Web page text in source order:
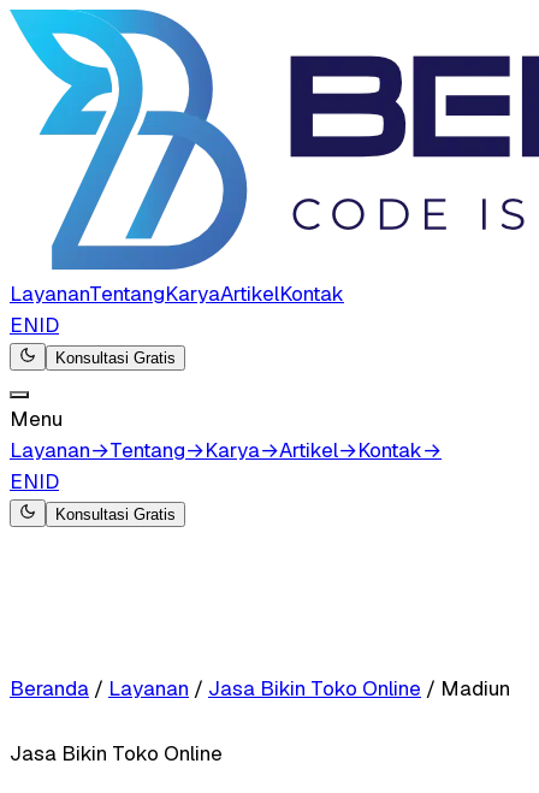
LayananTentangKaryaArtikelKontak
ENID
Konsultasi Gratis
Menu
Layanan→Tentang→Karya→Artikel→Kontak→
ENID
Konsultasi Gratis
Beranda / Layanan / Jasa Bikin Toko Online / Madiun
Jasa Bikin Toko Online